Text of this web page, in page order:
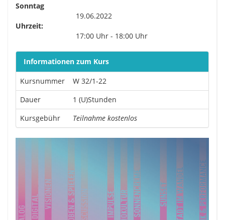
Sonntag
19.06.2022
Uhrzeit:
17:00 Uhr - 18:00 Uhr
Informationen zum Kurs
Kursnummer
W 32/1-22
Dauer
1 (U)Stunden
Kursgebühr
Teilnahme kostenlos